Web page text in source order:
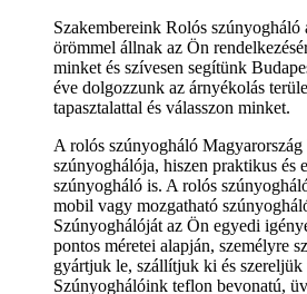
Szakembereink Rolós szúnyogháló
örömmel állnak az Ön
minket és szívesen segítünk
éve dolgozzunk az árnyékolás
tapasztalattal és válasszon minket.
A rolós szúnyogháló Magyarország
szúnyoghálója, hiszen praktikus és
szúnyogháló is. A rolós
mobil vagy mozgatható
Szúnyoghálóját az Ön egyedi
pontos méretei alapján, személyre
gyártjuk le, szállítjuk ki és szereljük
Szúnyoghálóink teflon bevonatú,